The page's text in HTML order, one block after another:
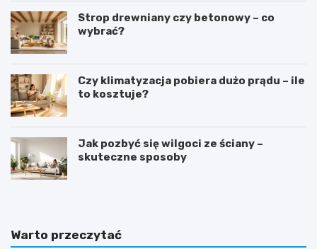
Strop drewniany czy betonowy – co
wybrać?
Czy klimatyzacja pobiera dużo prądu – ile
to kosztuje?
Jak pozbyć się wilgoci ze ściany –
skuteczne sposoby
Warto przeczytać